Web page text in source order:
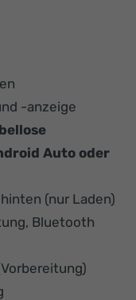
-anzeige
Auto oder
(nur Laden)
Bluetooth